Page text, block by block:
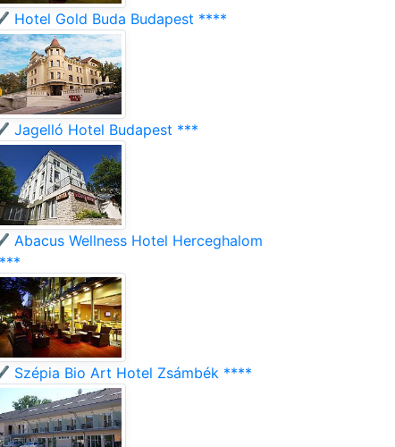
Hotel Gold Buda Budapest ****
Jagelló Hotel Budapest ***
Abacus Wellness Hotel Herceghalom
Szépia Bio Art Hotel Zsámbék ****